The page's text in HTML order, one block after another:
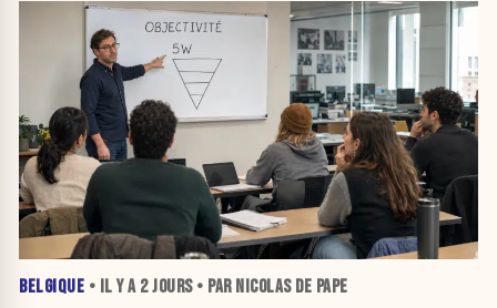
BELGIQUE • IL Y A 2 JOURS• PAR NICOLAS DE PAPE